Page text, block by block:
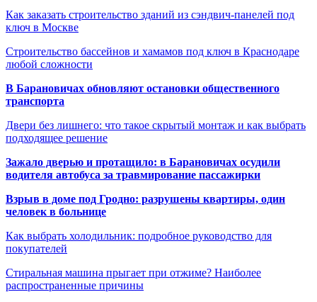
Как заказать строительство зданий из сэндвич-панелей под
ключ в Москве
Строительство бассейнов и хамамов под ключ в Краснодаре
любой сложности
В Барановичах обновляют остановки общественного
транспорта
Двери без лишнего: что такое скрытый монтаж и как выбрать
подходящее решение
Зажало дверью и протащило: в Барановичах осудили
водителя автобуса за травмирование пассажирки
Взрыв в доме под Гродно: разрушены квартиры, один
человек в больнице
Как выбрать холодильник: подробное руководство для
покупателей
Стиральная машина прыгает при отжиме? Наиболее
распространенные причины